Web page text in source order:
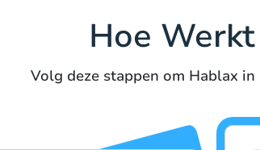
Hoe
Volg deze stappen om Hablax